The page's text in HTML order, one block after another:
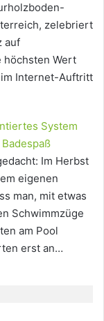
zelebriert
auf
höchsten Wert
Internet-Auftritt
System
Im Herbst
eigenen
man, mit etwas
Schwimmzüge
am Pool
erst an…